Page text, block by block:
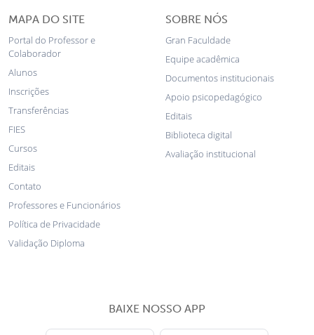
MAPA DO SITE
Portal do Professor e
Colaborador
Alunos
Inscrições
Transferências
FIES
Cursos
Editais
Contato
Professores e Funcionários
Política de Privacidade
Validação Diploma
SOBRE NÓS
Gran Faculdade
Equipe acadêmica
Documentos institucionais
Apoio psicopedagógico
Editais
Biblioteca digital
Avaliação institucional
BAIXE NOSSO APP